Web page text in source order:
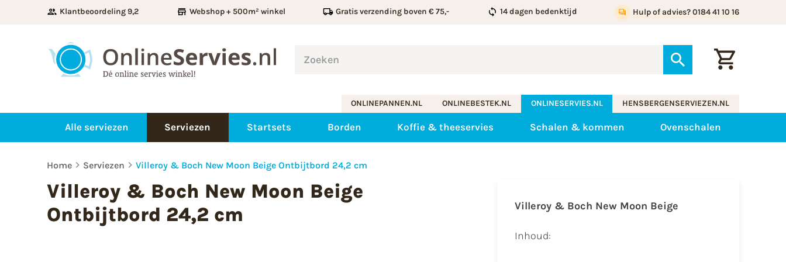
Klantbeoordeling 9,2 Webshop + 500m² winkel Gratis verzending boven € 75,- 14 dagen bedenktijd Hulp of advies? 0184 41 10 16
ONLINEPANNEN.NL ONLINEBESTEK.NL ONLINESERVIES.NL HENSBERGENSERVIEZEN.NL
Alle serviezen Serviezen Startsets Borden Koffie & theeservies Schalen & kommen Ovenschalen
Home Serviezen Villeroy & Boch New Moon Beige Ontbijtbord 24,2 cm
Villeroy & Boch New Moon Beige
Ontbijtbord 24,2 cm
Villeroy & Boch New Moon Beige
Inhoud: